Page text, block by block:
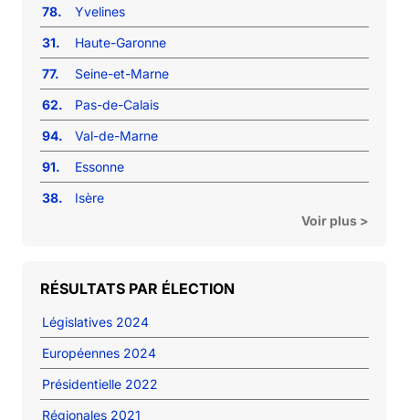
78.
Yvelines
31.
Haute-Garonne
77.
Seine-et-Marne
62.
Pas-de-Calais
94.
Val-de-Marne
91.
Essonne
38.
Isère
Voir plus >
RÉSULTATS PAR ÉLECTION
Législatives 2024
Européennes 2024
Présidentielle 2022
Régionales 2021